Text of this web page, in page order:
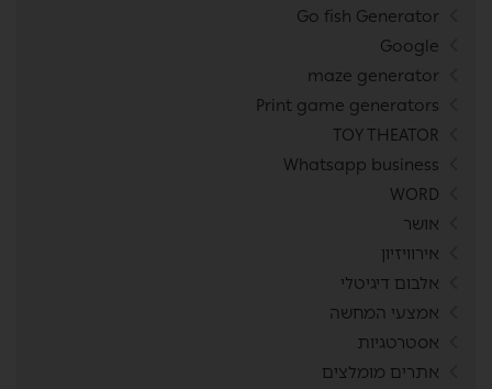
Go fish Generator
Google
maze generator
Print game generators
TOY THEATOR
Whatsapp business
WORD
אושר
אירוויזיון
אלבום דיגיטלי
אמצעי המחשה
אסטרטגיות
אתרים מומלצים